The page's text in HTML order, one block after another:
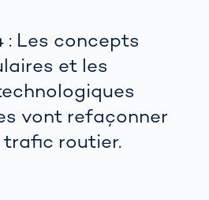
: Les concepts
et les
vont refaçonner
routier.